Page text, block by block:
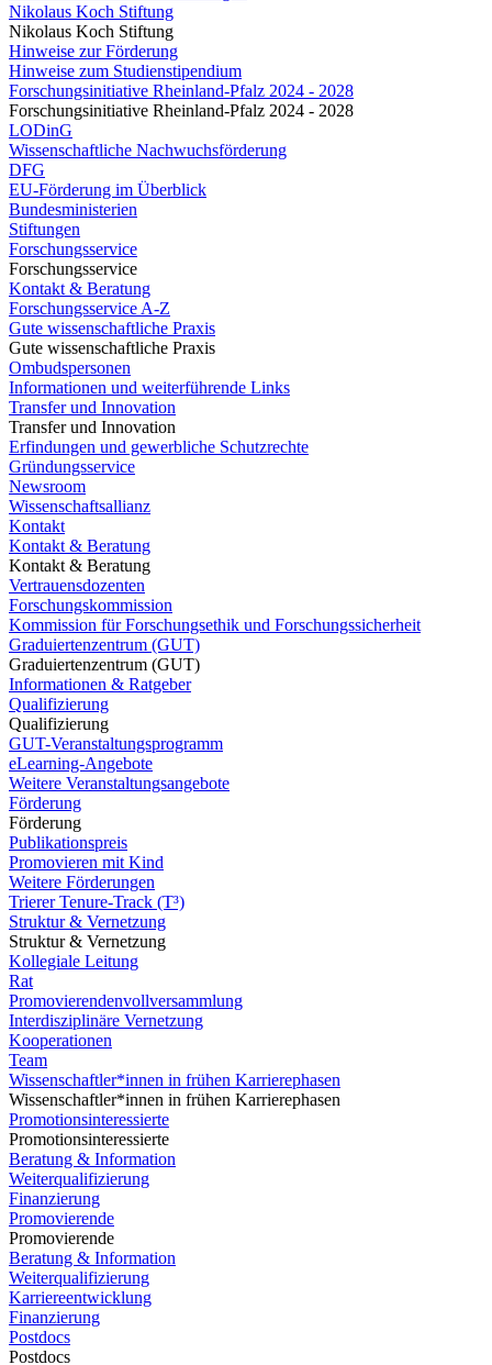
Nikolaus Koch Stiftung
Nikolaus Koch Stiftung
Hinweise zur Förderung
Hinweise zum Studienstipendium
Forschungsinitiative Rheinland-Pfalz 2024 - 2028
Forschungsinitiative Rheinland-Pfalz 2024 - 2028
LODinG
Wissenschaftliche Nachwuchsförderung
DFG
EU-Förderung im Überblick
Bundesministerien
Stiftungen
Forschungsservice
Forschungsservice
Kontakt & Beratung
Forschungsservice A-Z
Gute wissenschaftliche Praxis
Gute wissenschaftliche Praxis
Ombudspersonen
Informationen und weiterführende Links
Transfer und Innovation
Transfer und Innovation
Erfindungen und gewerbliche Schutzrechte
Gründungsservice
Newsroom
Wissenschaftsallianz
Kontakt
Kontakt & Beratung
Kontakt & Beratung
Vertrauensdozenten
Forschungskommission
Kommission für Forschungsethik und Forschungssicherheit
Graduiertenzentrum (GUT)
Graduiertenzentrum (GUT)
Informationen & Ratgeber
Qualifizierung
Qualifizierung
GUT-Veranstaltungsprogramm
eLearning-Angebote
Weitere Veranstaltungsangebote
Förderung
Förderung
Publikationspreis
Promovieren mit Kind
Weitere Förderungen
Trierer Tenure-Track (T³)
Struktur & Vernetzung
Struktur & Vernetzung
Kollegiale Leitung
Rat
Promovierendenvollversammlung
Interdisziplinäre Vernetzung
Kooperationen
Team
Wissenschaftler*innen in frühen Karrierephasen
Wissenschaftler*innen in frühen Karrierephasen
Promotionsinteressierte
Promotionsinteressierte
Beratung & Information
Weiterqualifizierung
Finanzierung
Promovierende
Promovierende
Beratung & Information
Weiterqualifizierung
Karriereentwicklung
Finanzierung
Postdocs
Postdocs